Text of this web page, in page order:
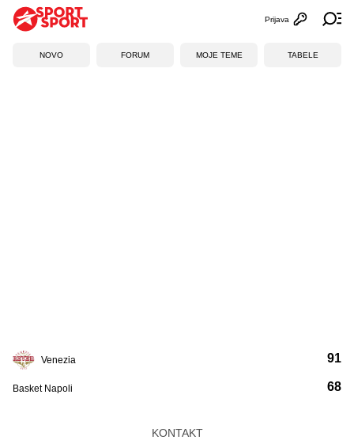
Otvori
Prijava
NOVO FORUM MOJE TEME TABELE
Venezia
Basket Napoli
91
68
KONTAKT